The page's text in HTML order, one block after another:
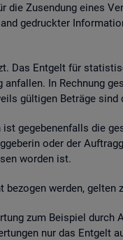
die Zu­sen­dung eines
ge­druck­ter
Das Ent­gelt für
In Rech­nung
gül­ti­gen Be­trä­ge sind
ge­ge­be­nen­falls die
oder der
wor­den ist.
wer­den, gel­ten
zum Bei­spiel
nur das Ent­gelt